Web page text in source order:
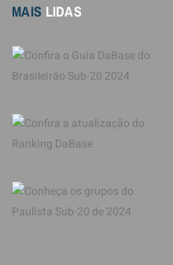
MAIS LIDAS